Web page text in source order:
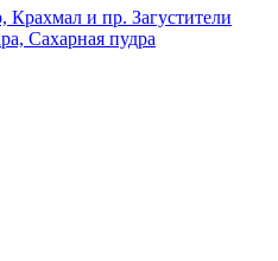
и пр. Загустители
Сахарная пудра